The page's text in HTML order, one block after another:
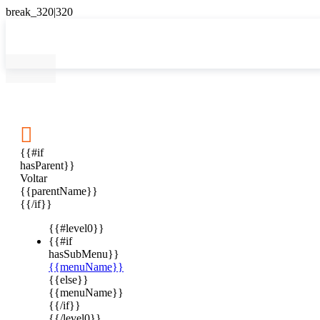

{{#if
hasParent}}
Voltar
{{parentName}}
{{/if}}
{{#level0}}
{{#if
hasSubMenu}}
{{menuName}}
{{else}}
{{menuName}}
{{/if}}